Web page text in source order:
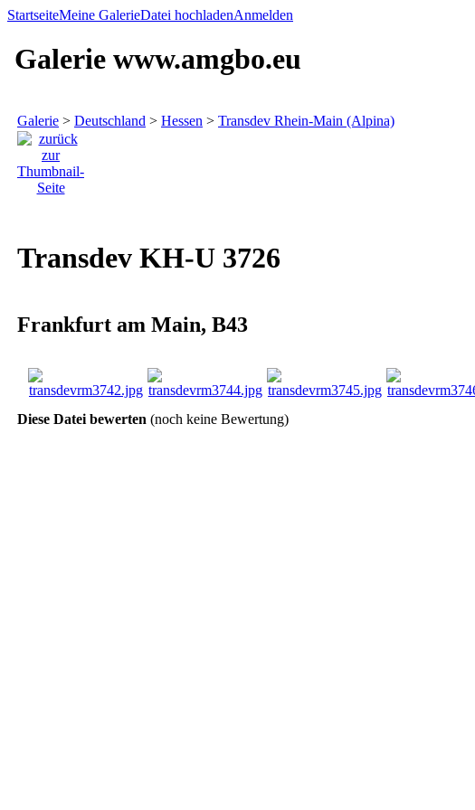
StartseiteMeine GalerieDatei hochladenAnmelden
Galerie www.amgbo.eu
Galerie > Deutschland > Hessen > Transdev Rhein-Main (Alpina)
Transdev KH-U 3726
Frankfurt am Main, B43
Diese Datei bewerten (noch keine Bewertung)